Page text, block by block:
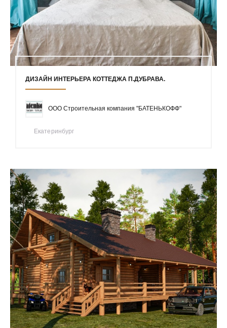
ДИЗАЙН ИНТЕРЬЕРА КОТТЕДЖА П.ДУБРАВА.
ООО Строительная компания "БАТЕНЬКОФФ"
Екатеринбург